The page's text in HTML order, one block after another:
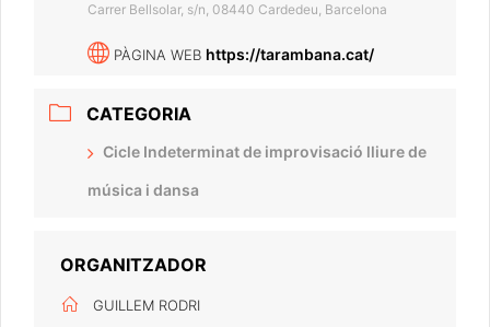
Carrer Bellsolar, s/n, 08440 Cardedeu, Barcelona
PÀGINA WEB https://tarambana.cat/
CATEGORIA
Cicle Indeterminat de improvisació lliure de
música i dansa
ORGANITZADOR
GUILLEM RODRI